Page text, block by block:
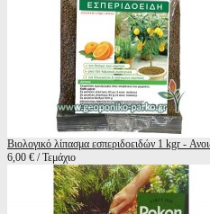
Βιολογικό λίπασμα εσπεριδοειδών 1 kgr -
6,00 € / Τεμάχιο